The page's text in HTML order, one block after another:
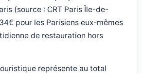
(source : CRT Paris Île-de-
pour les Parisiens eux-mêmes
de restauration hors
représente au total